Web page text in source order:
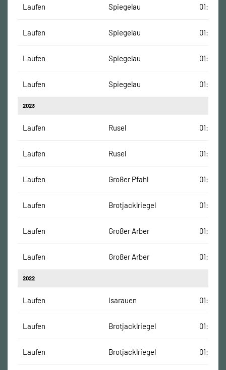
Laufen Spiegelau
Laufen Spiegelau
Laufen Spiegelau
Laufen Spiegelau
2023
Laufen Rusel
Laufen Rusel
Laufen Großer Pfahl
Laufen Brotjacklriegel
Laufen Großer Arber
Laufen Großer Arber
2022
Laufen Isarauen
Laufen Brotjacklriegel
Laufen Brotjacklriegel